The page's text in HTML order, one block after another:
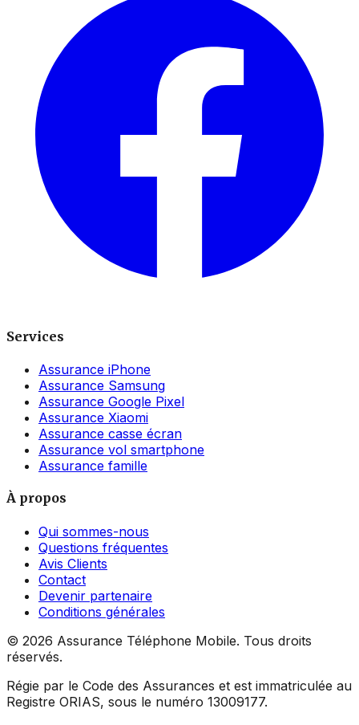
Services
Assurance iPhone
Assurance Samsung
Assurance Google Pixel
Assurance Xiaomi
Assurance casse écran
Assurance vol smartphone
Assurance famille
À propos
Qui sommes-nous
Questions fréquentes
Avis Clients
Contact
Devenir partenaire
Conditions générales
© 2026 Assurance Téléphone Mobile. Tous droits
réservés.
Régie par le Code des Assurances et est immatriculée au
Registre ORIAS, sous le numéro 13009177.